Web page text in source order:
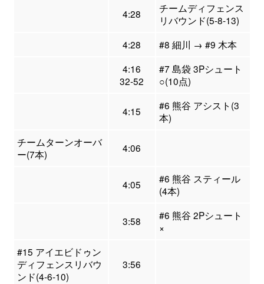
4:28
チームディフェンス
リバウンド(5-8-13)
4:28
#8 細川 → #9 木本
4:16
32-52
#7 島袋 3Pシュート
○(10点)
4:15
#6 熊谷 アシスト(3
本)
チームターンオーバ
ー(7本)
4:06
4:05
#6 熊谷 スティール
(4本)
3:58
#6 熊谷 2Pシュート
×
#15 アイエビドゥン
ディフェンスリバウ
ンド(4-6-10)
3:56